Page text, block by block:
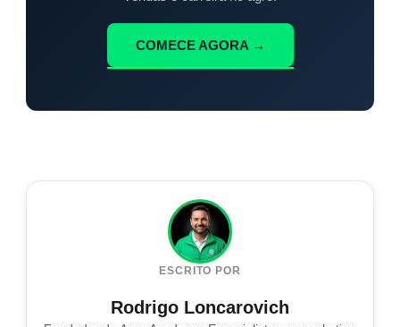
COMECE AGORA →
ESCRITO POR
Rodrigo Loncarovich